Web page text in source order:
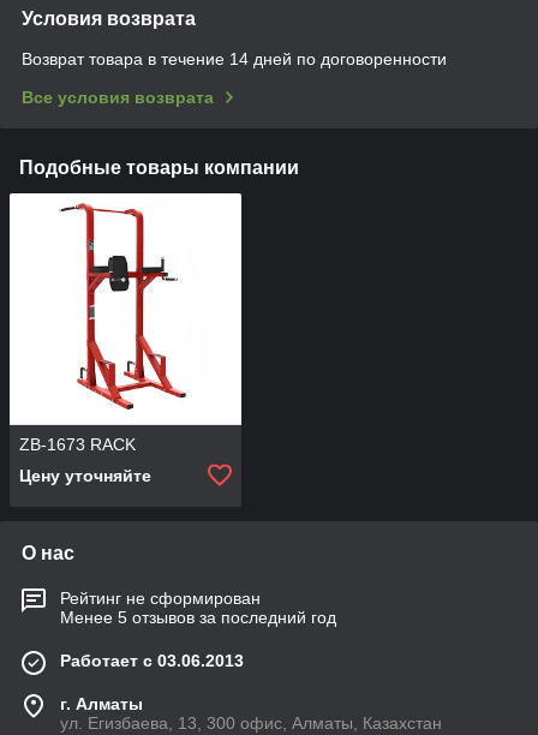
Условия возврата
Возврат товара в течение 14 дней по договоренности
Все условия возврата
Подобные товары компании
ZB-1673 RACK
Цену уточняйте
О нас
Рейтинг не сформирован
Менее 5 отзывов за последний год
Работает с 03.06.2013
г. Алматы
ул. Егизбаева, 13, 300 офис, Алматы, Казахстан